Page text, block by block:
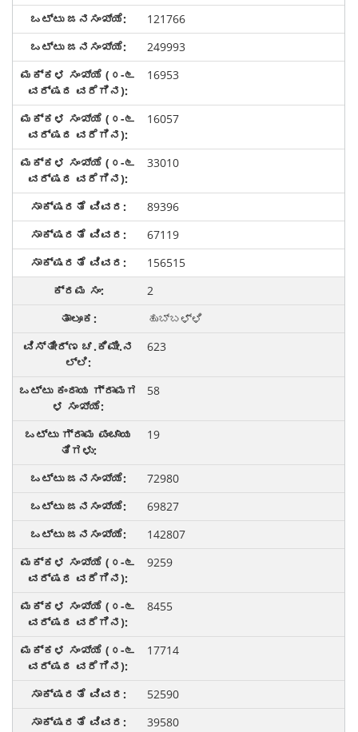
121766
249993
16953
16057
33010
89396
67119
156515
2
ಹುಬ್ಬಳ್ಳಿ
623
58
19
72980
69827
142807
9259
8455
17714
52590
39580